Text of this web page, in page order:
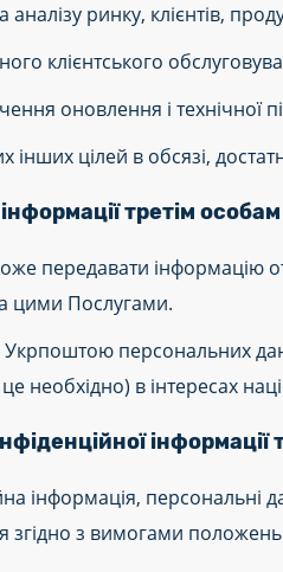
аналізу ринку, клієнтів,
клієнтського
оновлення і технічної
інших цілей в обсязі,
третім особам
передавати інформацію
цими Послугами.
персональних
необхідно) в інтересах
інформації
інформація, персональні
згідно з вимогами